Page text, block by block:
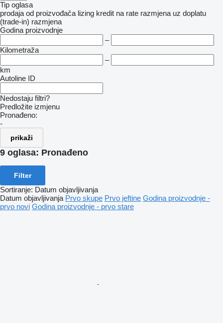
Tip oglasa
prodaja od proizvođača lizing kredit na rate razmjena uz doplatu
(trade-in) razmjena
Godina proizvodnje
–
Kilometraža
–
km
Autoline ID
Nedostaju filtri?
Predložite izmjenu
Pronađeno:
-
prikaži
9 oglasa: Pronađeno
Filter
Sortiranje: Datum objavljivanja
Datum objavljivanja Prvo skupe Prvo jeftine Godina proizvodnje -
prvo novi Godina proizvodnje - prvo stare